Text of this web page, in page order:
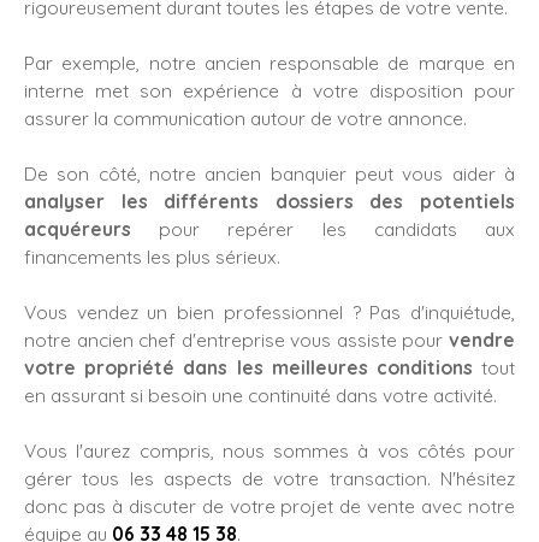
rigoureusement durant toutes les étapes de votre vente.
Par exemple, notre ancien responsable de marque en
interne met son expérience à votre disposition pour
assurer la communication autour de votre annonce.
De son côté, notre ancien banquier peut vous aider à
analyser les différents dossiers des potentiels
acquéreurs pour repérer les candidats aux
financements les plus sérieux.
Vous vendez un bien professionnel ? Pas d'inquiétude,
notre ancien chef d'entreprise vous assiste pour vendre
votre propriété dans les meilleures conditions tout
en assurant si besoin une continuité dans votre activité.
Vous l'aurez compris, nous sommes à vos côtés pour
gérer tous les aspects de votre transaction. N'hésitez
donc pas à discuter de votre projet de vente avec notre
équipe au 06 33 48 15 38.